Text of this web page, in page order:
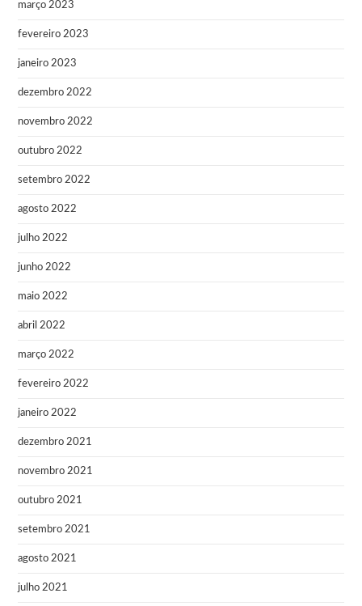
março 2023
fevereiro 2023
janeiro 2023
dezembro 2022
novembro 2022
outubro 2022
setembro 2022
agosto 2022
julho 2022
junho 2022
maio 2022
abril 2022
março 2022
fevereiro 2022
janeiro 2022
dezembro 2021
novembro 2021
outubro 2021
setembro 2021
agosto 2021
julho 2021